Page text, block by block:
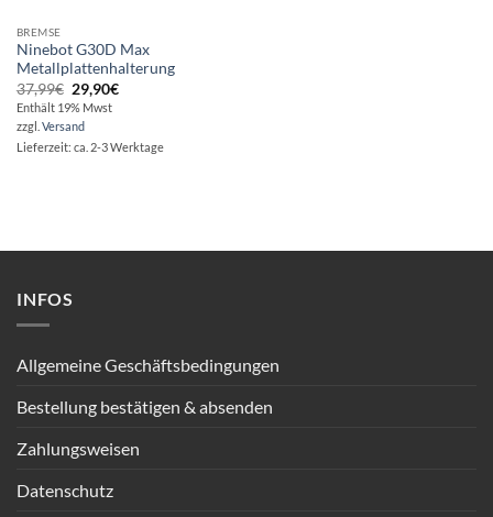
BREMSE
Ninebot G30D Max
Metallplattenhalterung
37,99€ Ursprünglicher
Preis
war:
37,99€
29,90€Aktueller
Enthält 19% Mwst
zzgl. Versand
Lieferzeit: ca. 2-3 Werktage
INFOS
Allgemeine Geschäftsbedingungen
Bestellung bestätigen & absenden
Zahlungsweisen
Datenschutz